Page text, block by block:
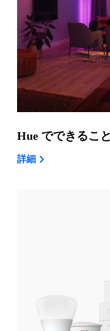
Hue でできること
詳細